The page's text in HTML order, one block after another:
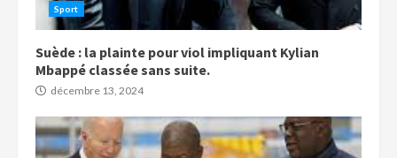
Sport
Suède : la plainte pour viol impliquant Kylian
Mbappé classée sans suite.
décembre 13, 2024